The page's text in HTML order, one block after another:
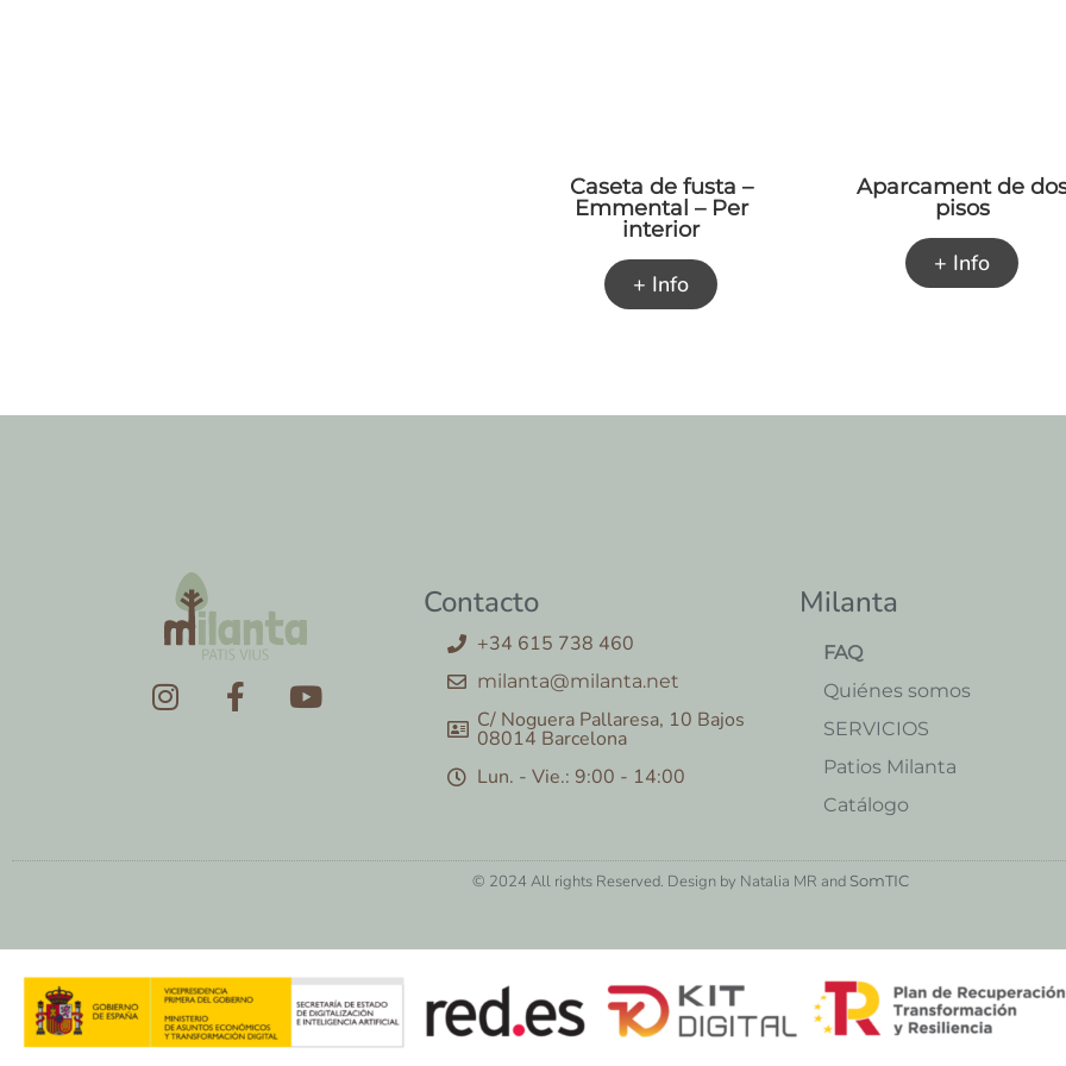
Caseta de fusta –
Emmental – Per
interior
+ Info
Aparcament de
pisos
+ Info
Contacto
+34 615 738 460
milanta@milanta.net
C/ Noguera Pallaresa, 10 Bajos
08014 Barcelona
Lun. - Vie.: 9:00 - 14:00
Milanta
FAQ
Quiénes somos
SERVICIOS
Patios Milanta
Catálogo
© 2024 All rights Reserved. Design by Natalia MR and SomTIC